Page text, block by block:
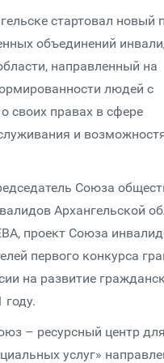
стартовал новый
объединений
направленный на
людей с
своих правах в сфере
и
Союза
Архангельской
проект Союза
первого конкурса
на развитие
году.
– ресурсный центр
услуг»